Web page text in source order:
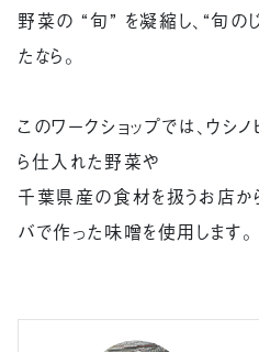
野菜の “旬” を凝縮し、“旬の
たなら。
このワークショップでは、ウシ
ら仕入れた野菜や
千葉県産の食材を扱うお店か
バで作った味噌を使用します。